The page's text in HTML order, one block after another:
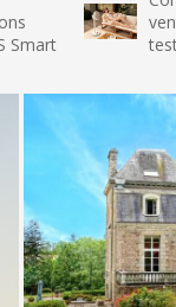
ventilateur
test du